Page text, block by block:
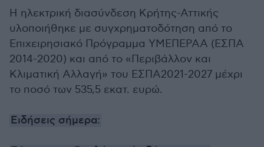
Η ηλεκτρική διασύνδεση Κρήτης-Αττικής
υλοποιήθηκε με συγχρηματοδότηση από το
Επιχειρησιακό Πρόγραμμα ΥΜΕΠΕΡΑΑ (ΕΣΠΑ
2014-2020) και από το «Περιβάλλον και
Κλιματική Αλλαγή» του ΕΣΠΑ2021-2027 μέχρι
το ποσό των 535,5 εκατ. ευρώ.
Ειδήσεις σήμερα: